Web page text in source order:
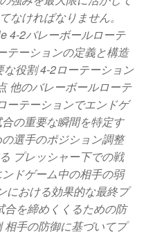
なければなりません。
4-2バレーボールローテ
テーションの定義と構造
役割 4-2ローテーション
他のバレーボールローテ
ーテーションでエンドゲ
の重要な瞬間を特定す
選手のポジション調整
プレッシャー下での戦
ドゲーム中の相手の弱
における効果的な最終プ
合を締めくくるための防
手の防御に基づいてプ